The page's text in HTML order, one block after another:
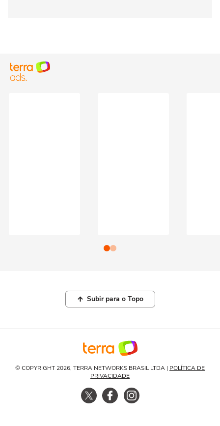
Subir para o Topo
© COPYRIGHT 2026, TERRA NETWORKS BRASIL LTDA | POLÍTICA DE
PRIVACIDADE